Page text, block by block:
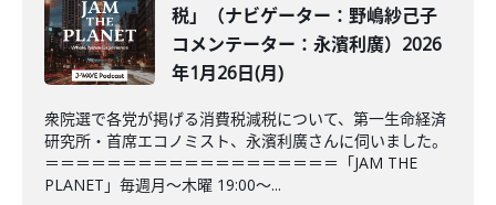
税」（ナビゲーター：野嶋紗己子
コメンテーター：永濱利廣）2026
年1月26日(月)
衆院選で各党が掲げる消費税減税について、第一生命経済
研究所・首席エコノミスト、永濱利廣さんに伺いました。
＝＝＝＝＝＝＝＝＝＝＝＝＝＝＝＝＝＝＝「JAM THE
PLANET」毎週月～木曜 19:00～...